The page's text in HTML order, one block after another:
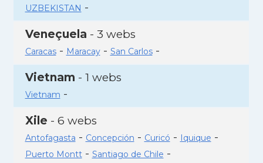
UZBEKISTAN -
Veneçuela - 3 webs
Caracas- Maracay- San Carlos-
Vietnam - 1 webs
Vietnam -
Xile - 6 webs
Antofagasta - Concepción - Curicó - Iquique -
Puerto Montt- Santiago de Chile -